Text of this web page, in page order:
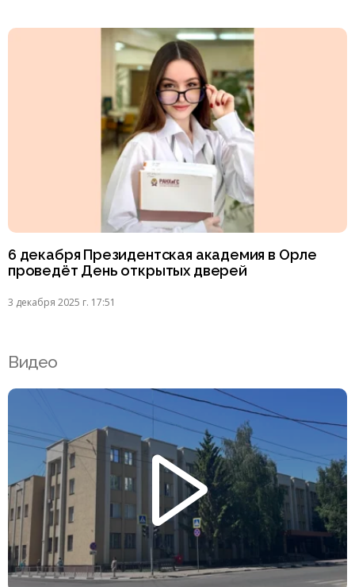
6 декабря Президентская академия в Орле
проведёт День открытых дверей
3 декабря 2025 г. 17:51
Видео